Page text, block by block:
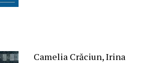
Camelia Crăciun, Irina